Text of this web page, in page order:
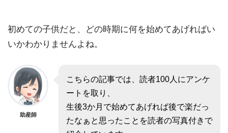
初めての子供だと、どの時期に何を始めてあげればい
いかわかりませんよね。
助産師
こちらの記事では、読者100人にアンケ
ートを取り、
生後3か月で始めてあげれば後で楽だっ
たなぁと思ったことを読者の写真付きで